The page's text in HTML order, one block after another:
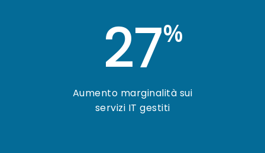
27%
Aumento marginalità sui
servizi IT gestiti